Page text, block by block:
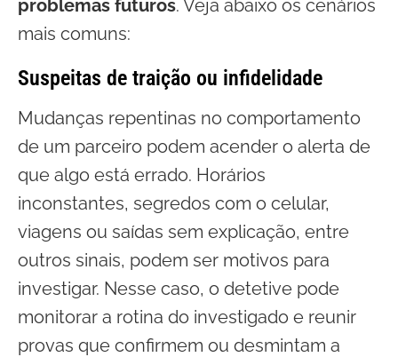
problemas futuros. Veja abaixo os cenários
mais comuns:
Suspeitas de traição ou infidelidade
Mudanças repentinas no comportamento
de um parceiro podem acender o alerta de
que algo está errado. Horários
inconstantes, segredos com o celular,
viagens ou saídas sem explicação, entre
outros sinais, podem ser motivos para
investigar. Nesse caso, o detetive pode
monitorar a rotina do investigado e reunir
provas que confirmem ou desmintam a